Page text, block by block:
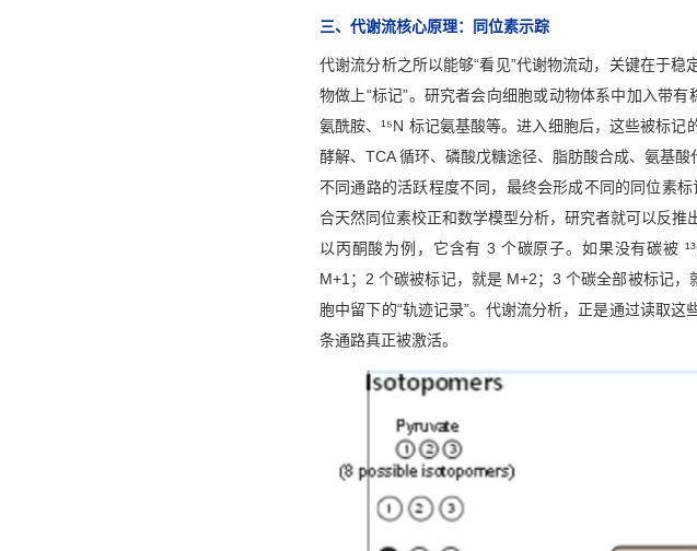
三、代谢流核心原理：同位素示踪
代谢流分析之所以能够“看见”代谢物流动，关键在于
物做上“标记”。研究者会向细胞或动物体系中加入带有
氨酰胺、¹⁵N 标记氨基酸等。进入细胞后，这些被标
酵解、TCA 循环、磷酸戊糖途径、脂肪酸合成、氨基酸
不同通路的活跃程度不同，最终会形成不同的同位素
合天然同位素校正和数学模型分析，研究者就可以反推
以丙酮酸为例，它含有 3 个碳原子。如果没有碳被
M+1；2 个碳被标记，就是 M+2；3 个碳全部被标记
胞中留下的“轨迹记录”。代谢流分析，正是通过读取
条通路真正被激活。